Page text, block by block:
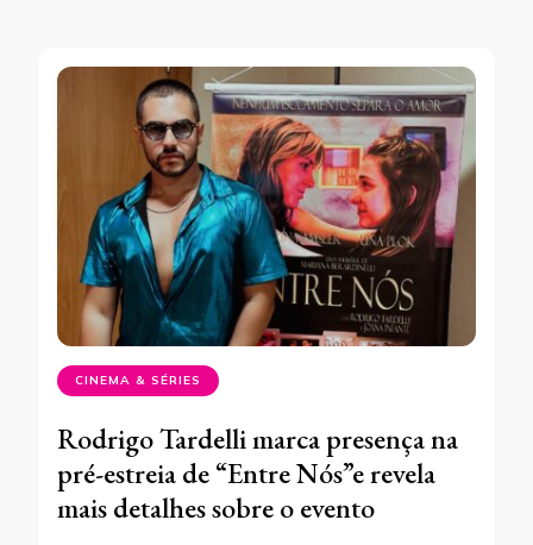
CINEMA & SÉRIES
Rodrigo Tardelli marca presença na
pré-estreia de “Entre Nós”e revela
mais detalhes sobre o evento